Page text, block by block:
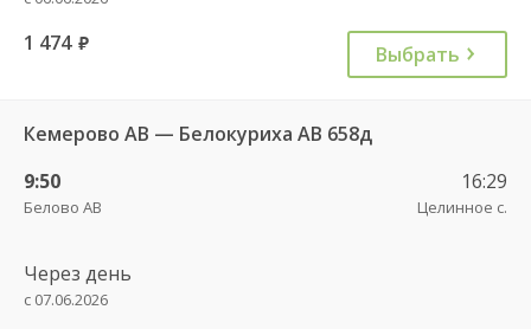
1 474 руб. Выбрать
Кемерово АВ — Белокуриха АВ 658д
9:50
Белово АВ
16:29
Целинное с.
Через день
с 07.06.2026